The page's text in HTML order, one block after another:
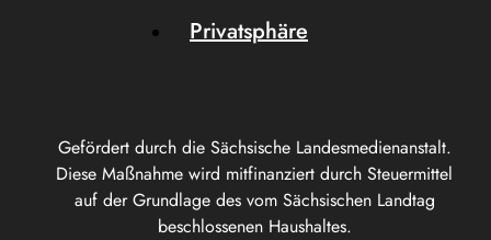
Gefördert durch die Sächsische Landesmedienanstalt.
Diese Maßnahme wird mitfinanziert durch Steuermittel
auf der Grundlage des vom Sächsischen Landtag
beschlossenen Haushaltes.
Privatsphäre